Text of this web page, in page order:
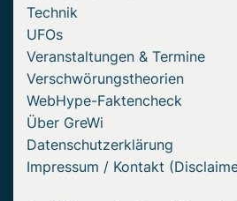
Technik
UFOs
Veranstaltungen & Termine
Verschwörungstheorien
WebHype-Faktencheck
Über GreWi
Datenschutzerklärung
Impressum / Kontakt